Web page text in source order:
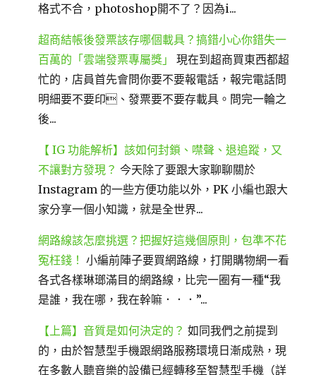
格式不合，photoshop開不了？因為i...
超商結帳後發票該存哪個載具？搞錯小心你錯失一
百萬的「雲端發票專屬獎」
現在到超商買東西都超
忙的，店員首先會問你要不要報電話，報完電話問
明細要不要印、發票要不要存載具。問完一輪之
後...
【 IG 功能解析】該如何封鎖、噤聲、退追蹤，又
不讓對方發現？ 今天除了要跟大家聊聊關於
Instagram 的一些方便功能以外，PK 小編也跟大
家分享一個小知識，就是全世界...
網路線該怎麼挑選？把握好這幾個原則，包準不花
冤枉錢！ 小編前陣子要買網路線，打開購物網一看
各式各樣琳瑯滿目的網路線，比完一圈有一種“我
是誰，我在哪，我在幹嘛．．．”...
【上篇】音質是如何決定的？ 如同我們之前提到
的，由於智慧型手機跟網路服務環境日漸成熟，現
在多數人聽音樂的設備已經轉移至智慧型手機（詳